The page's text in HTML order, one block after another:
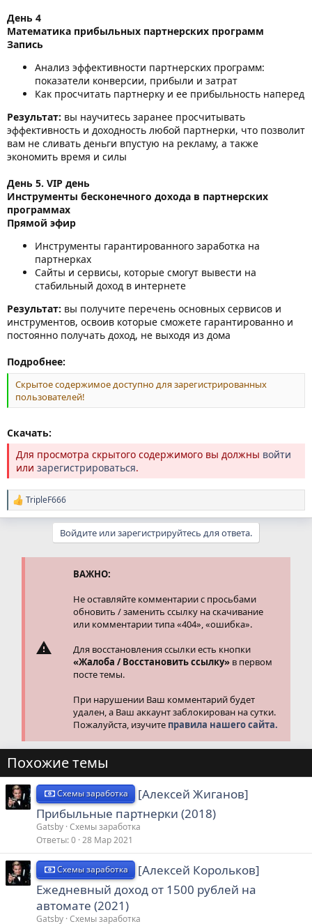
День 4
Математика прибыльных партнерских программ
Запись
Анализ эффективности партнерских программ:
показатели конверсии, прибыли и затрат
Как просчитать партнерку и ее прибыльность наперед
Результат: вы научитесь заранее просчитывать
эффективность и доходность любой партнерки, что позволит
вам не сливать деньги впустую на рекламу, а также
экономить время и силы
День 5. VIP день
Инструменты бесконечного дохода в партнерских
программах
Прямой эфир
Инструменты гарантированного заработка на
партнерках
Сайты и сервисы, которые смогут вывести на
стабильный доход в интернете
Результат: вы получите перечень основных сервисов и
инструментов, освоив которые сможете гарантированно и
постоянно получать доход, не выходя из дома
Подробнее:
Скрытое содержимое доступно для зарегистрированных
пользователей!
Скачать:
Для просмотра скрытого содержимого вы должны войти
или зарегистрироваться.
Р
е
TripleF666
Войдите или зарегистрируйтесь для ответа.
ВАЖНО:
Не оставляйте комментарии с просьбами
обновить / заменить ссылку на скачивание
или комментарии типа «404», «ошибка».
Для восстановления ссылки есть кнопки
«Жалоба / Восстановить ссылку» в первом
посте темы.
При нарушении Ваш комментарий будет
удален, а Ваш аккаунт заблокирован на сутки.
Пожалуйста, изучите правила нашего сайта.
Похожие темы
Схемы заработка
[Алексей Жиганов]
Прибыльные партнерки (2018)
Gatsby Схемы заработка
Ответы 0 28 Мар 2021
Схемы заработка
[Алексей Корольков]
Ежедневный доход от 1500 рублей на
автомате (2021)
Gatsby Схемы заработка